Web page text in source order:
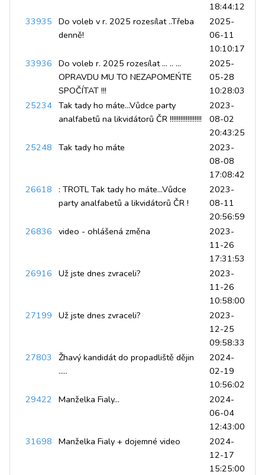
18:44:12
33935 Do voleb v r. 2025 rozesílat ..Třeba
denně!
2025-
06-11
10:10:17
33936 Do voleb r. 2025 rozesílat ... .. ...
OPRAVDU MU TO NEZAPOMEŃTE
SPOČÍTAT !!!
2025-
05-28
10:28:03
25234 Tak tady ho máte...Vůdce party
analfabetů na likvidátorů ČR !!!!!!!!!!!!!!!!!!
2023-
08-02
20:43:25
25248 Tak tady ho máte
2023-
08-08
17:08:42
26618
: TROTL Tak tady ho máte...Vůdce
party analfabetů a likvidátorů ČR !
2023-
08-11
20:56:59
26836 video - ohlášená změna
2023-
11-26
17:31:53
26916 Už jste dnes zvraceli?
2023-
11-26
10:58:00
27199 Už jste dnes zvraceli?
2023-
12-25
09:58:33
27803
Žhavý kandidát do propadliště dějin
.....
2024-
02-19
10:56:02
29422 Manželka Fialy...
2024-
06-04
12:43:00
31698 Manželka Fialy + dojemné video
2024-
12-17
15:25:00